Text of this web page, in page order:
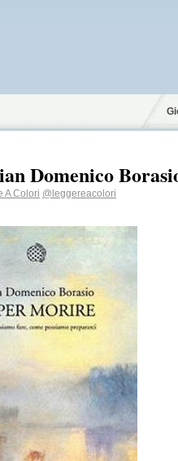
Domenico
A Colori @leggereacolori